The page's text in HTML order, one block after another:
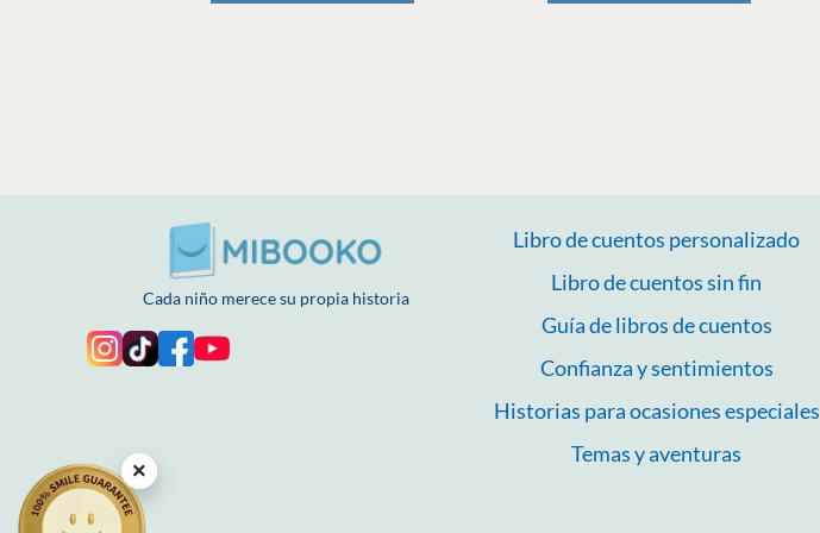
Cada niño merece su propia historia
Libro de cuentos personalizado
Libro de cuentos sin fin
Guía de libros de cuentos
Confianza y sentimientos
Historias para ocasiones especiales
Temas y aventuras
×